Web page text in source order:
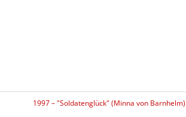
1997 – "Soldatenglück" (Minna von Barnhelm)